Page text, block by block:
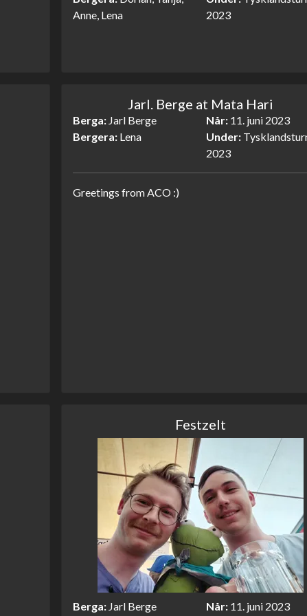
Anne, Lena
2023
Jarl. Berge at Mata Hari
Berga Jarl Berge
Bergera Lena
Når 11. juni 2023
Under
2023
Greetings from ACO :)
Festzelt
Berga Jarl Berge
Når 11. juni 2023